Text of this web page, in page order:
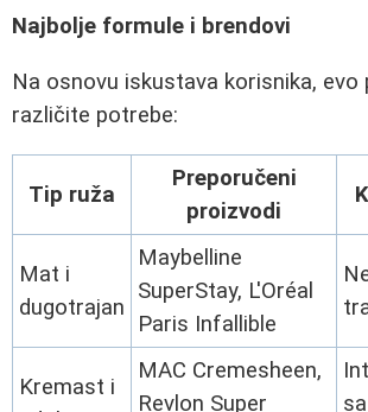
Najbolje formule i brendovi
Na osnovu iskustava korisnika, evo
različite potrebe:
Tip ruža
Preporučeni
proizvodi
Mat i
dugotrajan
Maybelline
SuperStay, L'Oréal
Paris Infallible
Kremast i
MAC Cremesheen,
Revlon Super